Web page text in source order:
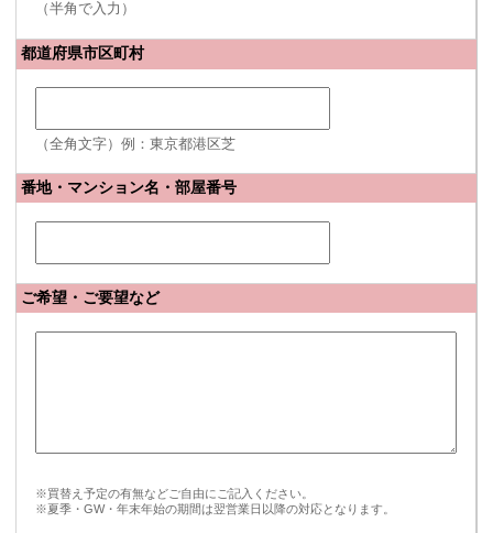
（半角で入力）
都道府県市区町村
（全角文字）例：東京都港区芝
番地・マンション名・部屋番号
ご希望・ご要望など
※買替え予定の有無などご自由にご記入ください。
※夏季・GW・年末年始の期間は翌営業日以降の対応となります。